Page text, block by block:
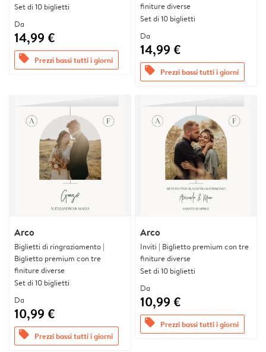
Set di 10 biglietti
Da
14,99 €
offers Prezzi bassi tutti i giorni
finiture diverse
Set di 10 biglietti
Da
14,99 €
offers Prezzi bassi tutti i giorni
Arco
Biglietti di ringraziamento |
Biglietto premium con tre
finiture diverse
Set di 10 biglietti
Da
10,99 €
offers Prezzi bassi tutti i giorni
Arco
Inviti | Biglietto premium con tre
finiture diverse
Set di 10 biglietti
Da
10,99 €
offers Prezzi bassi tutti i giorni